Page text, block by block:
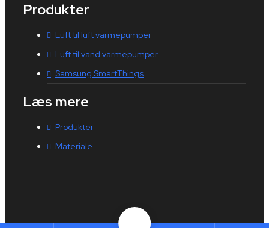
Produkter
Luft til luft varmepumper
Luft til vand varmepumper
Samsung SmartThings
Læs mere
Produkter
Materiale